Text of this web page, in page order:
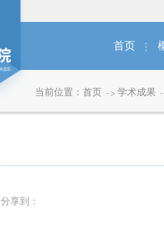
首页
当前位置： 首页 学术成果
分享到：